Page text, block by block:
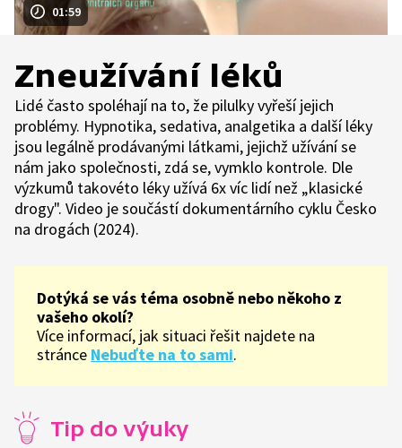
01:59
Zneužívání léků
Lidé často spoléhají na to, že pilulky vyřeší jejich
problémy. Hypnotika, sedativa, analgetika a další léky
jsou legálně prodávanými látkami, jejichž užívání se
nám jako společnosti, zdá se, vymklo kontrole. Dle
výzkumů takovéto léky užívá 6x víc lidí než „klasické
drogy". Video je součástí dokumentárního cyklu Česko
na drogách (2024).
Dotýká se vás téma osobně nebo někoho z
vašeho okolí?
Více informací, jak situaci řešit najdete na
stránce Nebuďte na to sami.
Tip do výuky